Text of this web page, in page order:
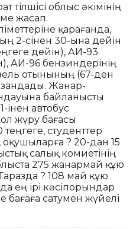
тілшісі облыс әкімінің
жасап.
қарағанда,
2-сінен 30-ына дейін
дейін), АИ-93
АИ-96 бензиндерінің
отынының (67-ден
Жанар-
байланысты
автобус
жүру бағасы
студенттер
оқушыларға ? 20-дан 15
салық комиетінің
275 жанармай құю
? 108 май құю
ең ірі кәсіпорындар
бағаға сатумен жүйелі